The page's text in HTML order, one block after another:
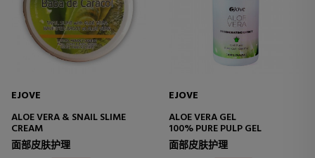
EJOVE
ALOE VERA & SNAIL SLIME
CREAM
面部皮肤护理
EJOVE
ALOE VERA GEL
100% PURE PULP GEL
面部皮肤护理